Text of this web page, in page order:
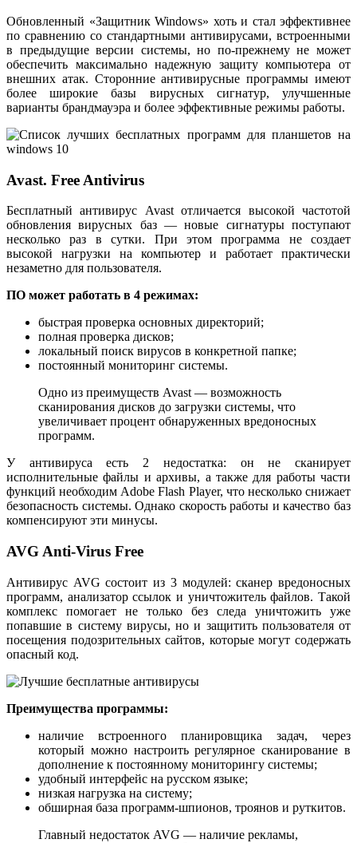
Обновленный «Защитник Windows» хоть и стал эффективнее
по сравнению со стандартными антивирусами, встроенными
в предыдущие версии системы, но по-прежнему не может
обеспечить максимально надежную защиту компьютера от
внешних атак. Сторонние антивирусные программы имеют
более широкие базы вирусных сигнатур, улучшенные
варианты брандмауэра и более эффективные режимы работы.
Avast. Free Antivirus
Бесплатный антивирус Avast отличается высокой частотой
обновления вирусных баз — новые сигнатуры поступают
несколько раз в сутки. При этом программа не создает
высокой нагрузки на компьютер и работает практически
незаметно для пользователя.
ПО может работать в 4 режимах:
быстрая проверка основных директорий;
полная проверка дисков;
локальный поиск вирусов в конкретной папке;
постоянный мониторинг системы.
Одно из преимуществ Avast — возможность
сканирования дисков до загрузки системы, что
увеличивает процент обнаруженных вредоносных
программ.
У антивируса есть 2 недостатка: он не сканирует
исполнительные файлы и архивы, а также для работы части
функций необходим Adobe Flash Player, что несколько снижает
безопасность системы. Однако скорость работы и качество баз
компенсируют эти минусы.
AVG Anti-Virus Free
Антивирус AVG состоит из 3 модулей: сканер вредоносных
программ, анализатор ссылок и уничтожитель файлов. Такой
комплекс помогает не только без следа уничтожить уже
попавшие в систему вирусы, но и защитить пользователя от
посещения подозрительных сайтов, которые могут содержать
опасный код.
Преимущества программы:
наличие встроенного планировщика задач, через
который можно настроить регулярное сканирование в
дополнение к постоянному мониторингу системы;
удобный интерфейс на русском языке;
низкая нагрузка на систему;
обширная база программ-шпионов, троянов и руткитов.
Главный недостаток AVG — наличие рекламы,